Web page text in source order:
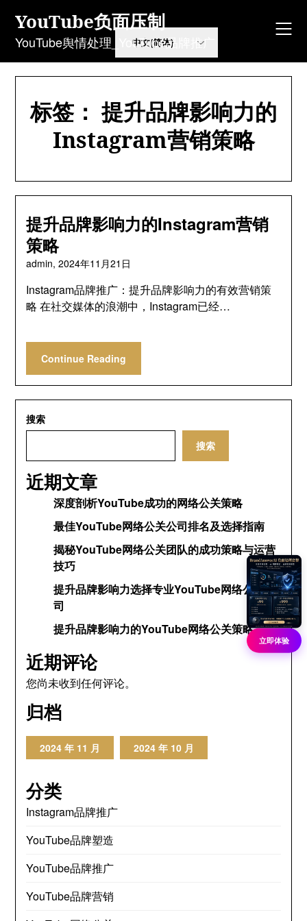
content
YouTube负面压制
YouTube舆情处理_YouTube品牌推广
标签：提升品牌影响力的
Instagram营销策略
提升品牌影响力的Instagram营销
策略
admin,2024年11月21日
Instagram品牌推广：提升品牌影响力的有效营销策
略 在社交媒体的浪潮中，Instagram已经…
Continue Reading
搜索
搜索
近期文章
深度剖析YouTube成功的网络公关策略
最佳YouTube网络公关公司排名及选择指南
揭秘YouTube网络公关团队的成功策略与运营
技巧
提升品牌影响力选择专业YouTube网络公关公
司
提升品牌影响力的YouTube网络公关策略
近期评论
您尚未收到任何评论。
归档
2024 年 11 月 2024 年 10 月
分类
Instagram品牌推广
YouTube品牌塑造
YouTube品牌推广
YouTube品牌营销
立即体验